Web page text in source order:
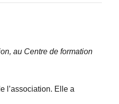
au Centre de formation
l’association. Elle a